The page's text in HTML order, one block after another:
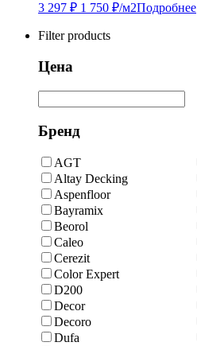
3 297 ₽ 1 750 ₽/м2Подробнее
Filter products
Цена
Бренд
AGT
Altay Decking
Aspenfloor
Bayramix
Beorol
Caleo
Cerezit
Color Expert
D200
Decor
Decoro
Dufa